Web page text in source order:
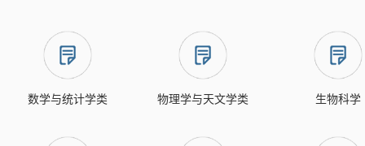
数学与统计学类 物理学与天文学类 生物科学